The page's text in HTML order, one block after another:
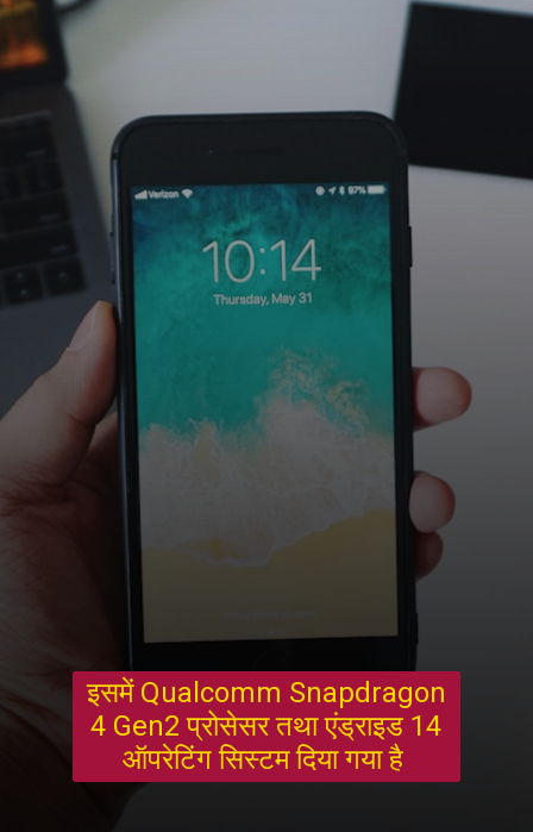
इसमें Qualcomm Snapdragon
4 Gen2 प्रोसेसर तथा एंड्राइड 14
ऑपरेटिंग सिस्टम दिया गया है